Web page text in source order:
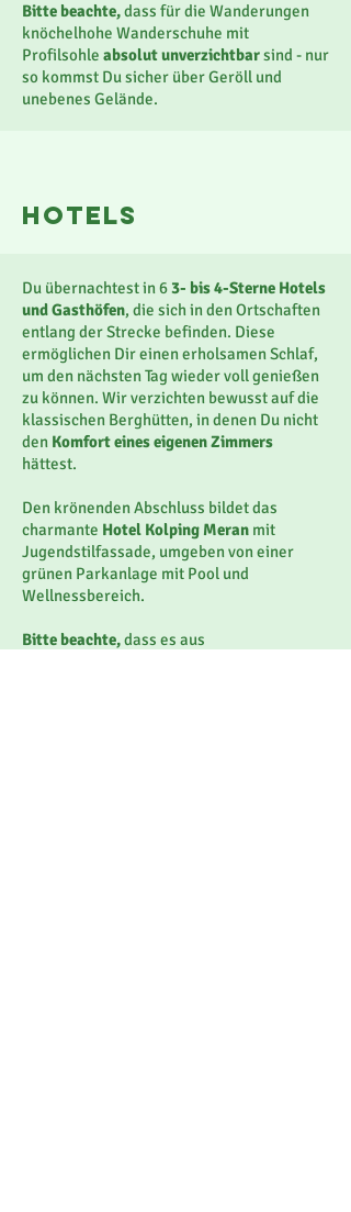
Bitte beachte,dass für die Wanderungen
knöchelhohe Wanderschuhe mit
Profilsohle absolut unverzichtbarsind - nur
so kommst Du sicher über Geröll und
unebenes Gelände.
Hotels
Du übernachtest in 63- bis 4-Sterne Hotels
und Gasthöfen, die sich in den Ortschaften
entlang der Strecke befinden. Diese
ermöglichen Dir einen erholsamen Schlaf,
um den nächsten Tag wieder voll genießen
zu können. Wir verzichten bewusst auf die
klassischen Berghütten, in denen Du nicht
den Komfort eines eigenen Zimmers
hättest.
Den krönenden Abschluss bildet das
charmante Hotel Kolping Meran mit
Jugendstilfassade, umgeben von einer
grünen Parkanlage mit Pool und
Wellnessbereich.
Bitte beachte,dass es aus